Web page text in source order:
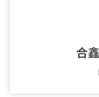
合